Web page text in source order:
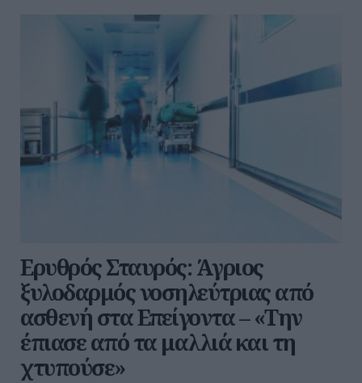
Ερυθρός Σταυρός: Άγριος
ξυλοδαρμός νοσηλεύτριας από
ασθενή στα Επείγοντα – «Την
έπιασε από τα μαλλιά και τη
χτυπούσε»